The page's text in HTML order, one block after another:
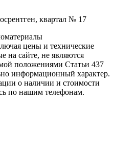
квартал № 17
цены и технические
на сайте, не являются
положениями Статьи 437
информационный характер.
о наличии и стоимости
по нашим телефонам.